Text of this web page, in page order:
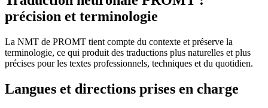
précision et terminologie
La NMT de PROMT tient compte du contexte et préserve la
terminologie, ce qui produit des traductions plus naturelles et plus
précises pour les textes professionnels, techniques et du quotidien.
Langues et directions prises en charge